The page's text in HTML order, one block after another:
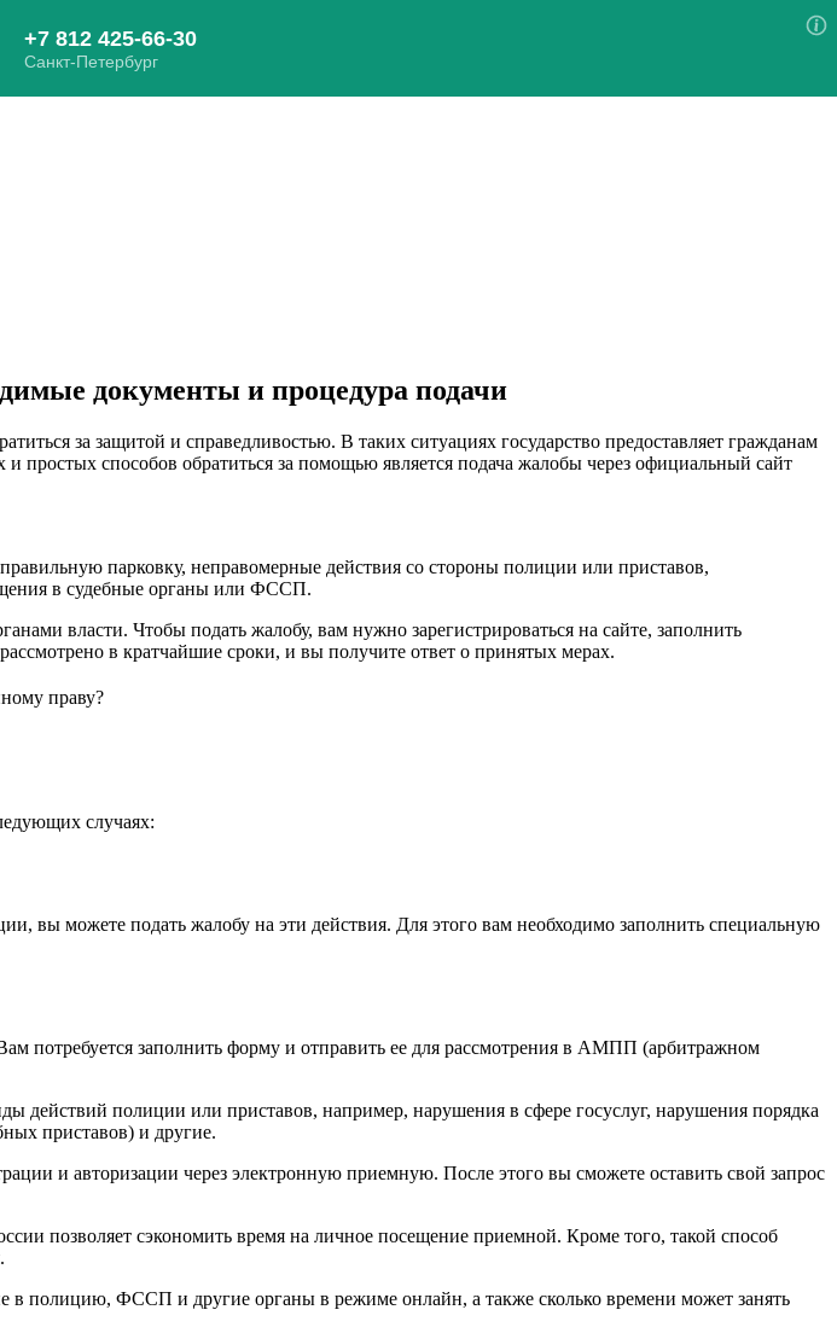
документы и процедура подачи
за защитой и справедливостью. В таких ситуациях государство предоставляет гражданам
простых способов обратиться за помощью является подача жалобы через официальный сайт
парковку, неправомерные действия со стороны полиции или приставов,
в судебные органы или ФССП.
власти. Чтобы подать жалобу, вам нужно зарегистрироваться на сайте, заполнить
в кратчайшие сроки, и вы получите ответ о принятых мерах.
праву?
случаях:
вы можете подать жалобу на эти действия. Для этого вам необходимо заполнить специальную
потребуется заполнить форму и отправить ее для рассмотрения в АМПП (арбитражном
действий полиции или приставов, например, нарушения в сфере госуслуг, нарушения порядка
приставов) и другие.
и авторизации через электронную приемную. После этого вы сможете оставить свой запрос
позволяет сэкономить время на личное посещение приемной. Кроме того, такой способ
полицию, ФССП и другие органы в режиме онлайн, а также сколько времени может занять